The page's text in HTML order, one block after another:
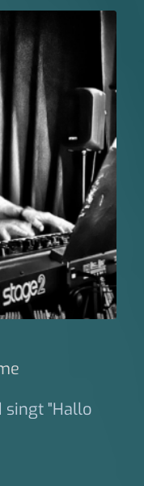
singt "Hallo